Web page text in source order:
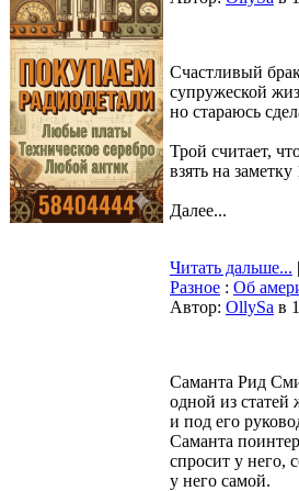
Счастливый
супружеской
но стараюсь
Трой считает,
взять на
Далее...
Читать дальше...
Разное : Об
Автор: OllySa в
Саманта Рид
одной из
и под его
Саманта
спросит у него,
у него самой.